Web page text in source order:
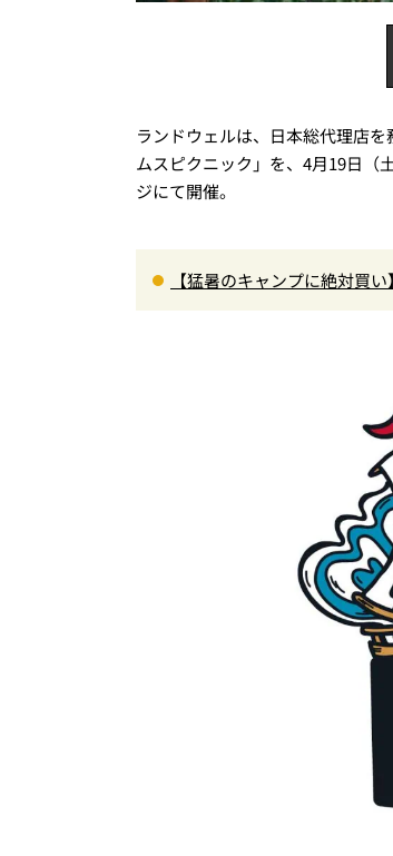
ランドウェルは、日本総代理店
ムスピクニック」を、4月19日（
ジにて開催。
【猛暑のキャンプに絶対買